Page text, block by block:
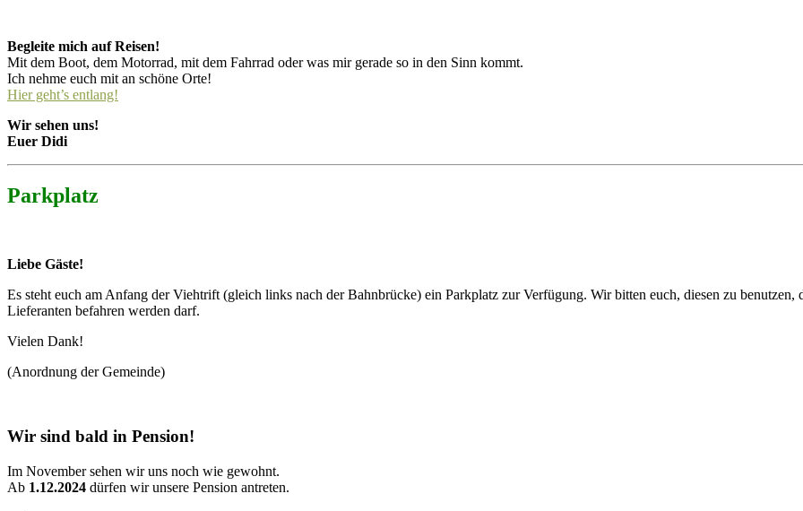
Begleite mich auf Reisen!
Mit dem Boot, dem Motorrad, mit dem Fahrrad oder was mir gerade so in den Sinn kommt.
Ich nehme euch mit an schöne Orte!
Hier geht’s entlang!
Wir sehen uns!
Euer Didi
Parkplatz
Liebe Gäste!
Es steht euch am Anfang der Viehtrift (gleich links nach der Bahnbrücke) ein Parkplatz zur Verfügung. Wir bitten euch, diesen zu
Lieferanten befahren werden darf.
Vielen Dank!
(Anordnung der Gemeinde)
Wir sind bald in Pension!
Im November sehen wir uns noch wie gewohnt.
Ab 1.12.2024 dürfen wir unsere Pension antreten.